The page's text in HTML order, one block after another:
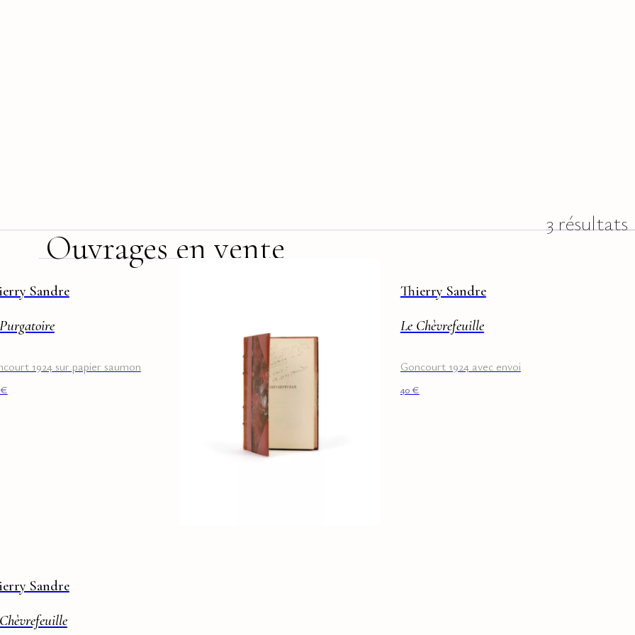
Ouvrages en vente
3 résultats
Sandre
1924 sur papier saumon
€
Thierry Sandre
Le Chèvrefeuille
Goncourt 1924 avec envoi
40€
Sandre